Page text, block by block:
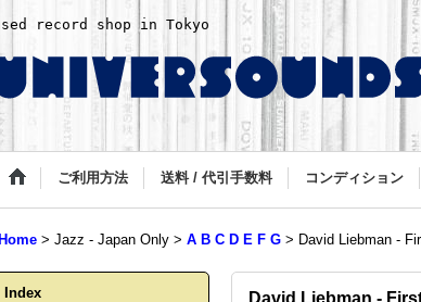
record shop in Tokyo
ご利用方法 送料 / 代引手数料 コンディション
Home > Jazz - Japan Only > A B C D E F G > David Liebman -
Index David Liebman -